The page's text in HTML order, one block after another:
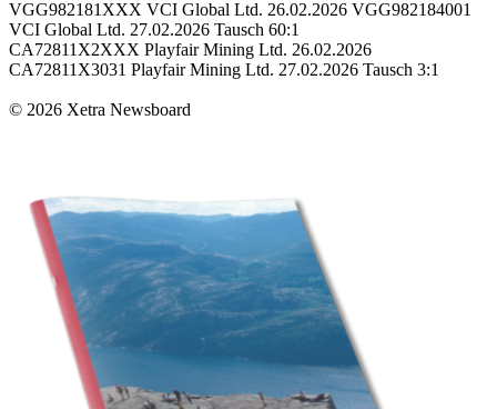
VGG982181XXX VCI Global Ltd. 26.02.2026 VGG982184001
VCI Global Ltd. 27.02.2026 Tausch 60:1
CA72811X2XXX Playfair Mining Ltd. 26.02.2026
CA72811X3031 Playfair Mining Ltd. 27.02.2026 Tausch 3:1
© 2026 Xetra Newsboard